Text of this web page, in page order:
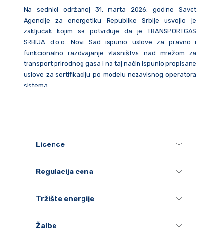
Na sednici održanoj 31. marta 2026. godine Savet
Agencije za energetiku Republike Srbije usvojio je
zaključak kojim se potvrđuje da je TRANSPORTGAS
SRBIJA d.o.o. Novi Sad ispunio uslove za pravno i
funkcionalno razdvajanje vlasništva nad mrežom za
transport prirodnog gasa i na taj način ispunio propisane
uslove za sertifikaciju po modelu nezavisnog operatora
sistema.
Licence
Regulacija cena
Tržište energije
Žalbe